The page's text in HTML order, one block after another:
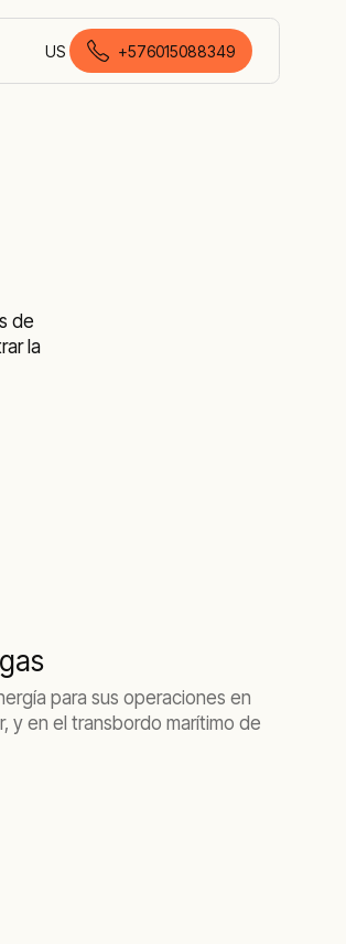
US
español (Colombia)
+576015088349
de
la
para sus operaciones en
y en el transbordo marítimo de